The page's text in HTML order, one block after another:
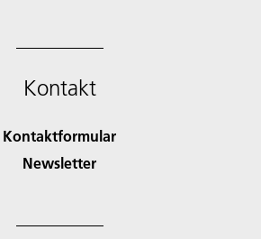
Kontakt
Kontaktformular
Newsletter